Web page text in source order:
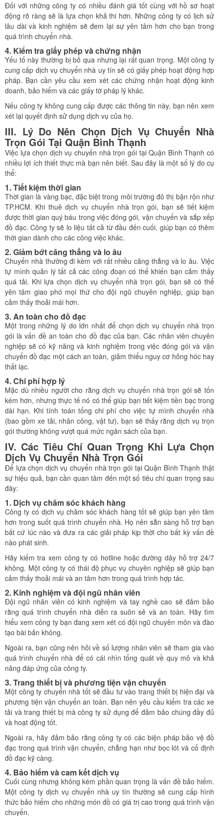
Đối với những công ty có nhiều đánh giá tốt cùng với hồ sơ hoạt
động rõ ràng sẽ là lựa chọn khả thi hơn. Những công ty có lịch sử
lâu dài và kinh nghiệm sẽ đem lại sự yên tâm hơn cho bạn trong
quá trình chuyển nhà.
4. Kiểm tra giấy phép và chứng nhận
Yếu tố này thường bị bỏ qua nhưng lại rất quan trọng. Một công ty
cung cấp dịch vụ chuyển nhà uy tín sẽ có giấy phép hoạt động hợp
pháp. Bạn cần yêu cầu xem xét các chứng nhận hoạt động kinh
doanh, bảo hiểm và các giấy tờ pháp lý khác.
Nếu công ty không cung cấp được các thông tin này, bạn nên xem
xét lại quyết định sử dụng dịch vụ của họ.
III. Lý Do Nên Chọn Dịch Vụ Chuyển Nhà
Trọn Gói Tại Quận Bình Thạnh
Việc lựa chọn dịch vụ chuyển nhà trọn gói tại Quận Bình Thạnh có
nhiều lợi ích thiết thực mà bạn nên biết. Sau đây là một số lý do cụ
thể:
1. Tiết kiệm thời gian
Thời gian là vàng bạc, đặc biệt trong môi trường đô thị bận rộn như
TP.HCM. Khi thuê dịch vụ chuyển nhà trọn gói, bạn sẽ tiết kiệm
được thời gian quý báu trong việc đóng gói, vận chuyển và sắp xếp
đồ đạc. Công ty sẽ lo liệu tất cả từ đầu đến cuối, giúp bạn có thêm
thời gian dành cho các công việc khác.
2. Giảm bớt căng thẳng và lo âu
Chuyển nhà thường đi kèm với rất nhiều căng thẳng và lo âu. Việc
tự mình quản lý tất cả các công đoạn có thể khiến bạn cảm thấy
quá tải. Khi lựa chọn dịch vụ chuyển nhà trọn gói, bạn sẽ có thể
yên tâm giao phó mọi thứ cho đội ngũ chuyên nghiệp, giúp bạn
cảm thấy thoải mái hơn.
3. An toàn cho đồ đạc
Một trong những lý do lớn nhất để chọn dịch vụ chuyển nhà trọn
gói là vấn đề an toàn cho đồ đạc của bạn. Các nhân viên chuyên
nghiệp sẽ có kỹ năng và kinh nghiệm trong việc đóng gói và vận
chuyển đồ đạc một cách an toàn, giảm thiểu nguy cơ hỏng hóc hay
thất lạc.
4. Chi phí hợp lý
Mặc dù nhiều người cho rằng dịch vụ chuyển nhà trọn gói sẽ tốn
kém hơn, nhưng thực tế nó có thể giúp bạn tiết kiệm tiền bạc trong
dài hạn. Khi tính toán tổng chi phí cho việc tự mình chuyển nhà
(bao gồm xe tải, nhân công, vật tư), bạn sẽ thấy rằng dịch vụ trọn
gói thường không vượt quá mức ngân sách của bạn.
IV. Các Tiêu Chí Quan Trọng Khi Lựa Chọn
Dịch Vụ Chuyển Nhà Trọn Gói
Để lựa chọn dịch vụ chuyển nhà trọn gói tại Quận Bình Thạnh thật
sự hiệu quả, bạn cần quan tâm đến một số tiêu chí quan trọng sau
đây:
1. Dịch vụ chăm sóc khách hàng
Công ty có dịch vụ chăm sóc khách hàng tốt sẽ giúp bạn yên tâm
hơn trong suốt quá trình chuyển nhà. Họ nên sẵn sàng hỗ trợ bạn
bất cứ lúc nào và đưa ra các giải pháp kịp thời cho bất kỳ vấn đề
nào phát sinh.
Hãy kiểm tra xem công ty có hotline hoặc đường dây hỗ trợ 24/7
không. Một công ty có thái độ phục vụ chuyên nghiệp sẽ giúp bạn
cảm thấy thoải mái và an tâm hơn trong quá trình hợp tác.
2. Kinh nghiệm và đội ngũ nhân viên
Đội ngũ nhân viên có kinh nghiệm và tay nghề cao sẽ đảm bảo
rằng quá trình chuyển nhà diễn ra suôn sẻ và an toàn. Hãy tìm
hiểu xem công ty bạn đang xem xét có đội ngũ chuyên môn và đào
tạo bài bản không.
Ngoài ra, bạn cũng nên hỏi về số lượng nhân viên sẽ tham gia vào
quá trình chuyển nhà để có cái nhìn tổng quát về quy mô và khả
năng đáp ứng của công ty.
3. Trang thiết bị và phương tiện vận chuyển
Một công ty chuyển nhà tốt sẽ đầu tư vào trang thiết bị hiện đại và
phương tiện vận chuyển an toàn. Bạn nên yêu cầu kiểm tra các xe
tải và trang thiết bị mà công ty sử dụng để đảm bảo chúng đầy đủ
và hoạt động tốt.
Ngoài ra, hãy đảm bảo rằng công ty có các biện pháp bảo vệ đồ
đạc trong quá trình vận chuyển, chẳng hạn như bọc lót và cố định
đồ đạc kỹ càng.
4. Bảo hiểm và cam kết dịch vụ
Cuối cùng nhưng không kém phần quan trọng là vấn đề bảo hiểm.
Một công ty dịch vụ chuyển nhà uy tín thường sẽ cung cấp hình
thức bảo hiểm cho những món đồ có giá trị cao trong quá trình vận
chuyển.